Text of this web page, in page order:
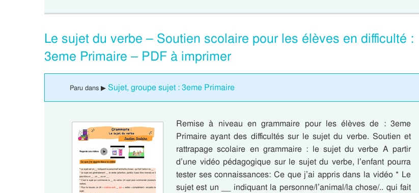
Le sujet du verbe – Soutien scolaire pour les élèves en difficulté :
3eme Primaire – PDF à imprimer
Paru dans ▶ Sujet, groupe sujet : 3eme Primaire
Remise à niveau en grammaire pour les élèves de : 3eme
Primaire ayant des difficultés sur le sujet du verbe. Soutien et
rattrapage scolaire en grammaire : le sujet du verbe A partir
d’une vidéo pédagogique sur le sujet du verbe, l’enfant pourra
tester ses connaissances: Ce que j’ai appris dans la vidéo * Le
sujet est un __ indiquant la personne/l’animal/la chose/.. qui fait